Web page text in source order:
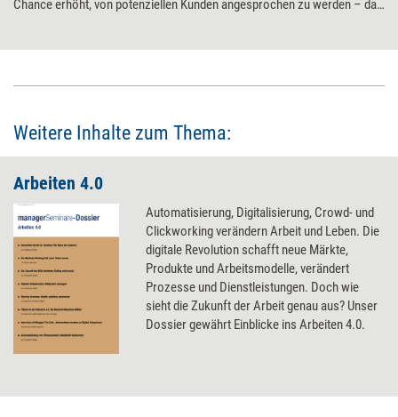
Chance erhöht, von potenziellen Kunden angesprochen zu werden – das
Weitere Inhalte zum Thema:
Arbeiten 4.0
Automatisierung, Digitalisierung, Crowd- und
Clickworking verändern Arbeit und Leben. Die
digitale Revolution schafft neue Märkte,
Produkte und Arbeitsmodelle, verändert
Prozesse und Dienstleistungen. Doch wie
sieht die Zukunft der Arbeit genau aus? Unser
Dossier gewährt Einblicke ins Arbeiten 4.0.